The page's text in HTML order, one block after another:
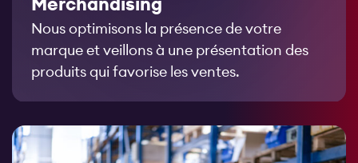
Nous optimisons la présence de votre
marque et veillons à une présentation des
produits qui favorise les ventes.